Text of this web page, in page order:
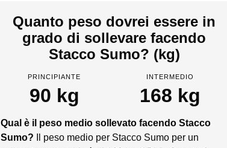
Quanto peso dovrei essere in
grado di sollevare facendo
Stacco Sumo? (kg)
PRINCIPIANTE
90 kg
INTERMEDIO
168 kg
Qual è il peso medio sollevato facendo Stacco
Sumo?
Il peso medio per Stacco Sumo per un